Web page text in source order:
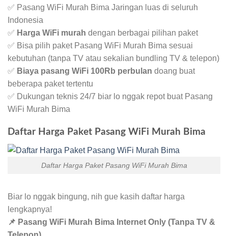
✅ Pasang WiFi Murah Bima Jaringan luas di seluruh
Indonesia
✅ Harga WiFi murah dengan berbagai pilihan paket
✅ Bisa pilih paket Pasang WiFi Murah Bima sesuai
kebutuhan (tanpa TV atau sekalian bundling TV & telepon)
✅ Biaya pasang WiFi 100Rb perbulan doang buat
beberapa paket tertentu
✅ Dukungan teknis 24/7 biar lo nggak repot buat Pasang
WiFi Murah Bima
Daftar Harga Paket Pasang WiFi Murah Bima
Daftar Harga Paket Pasang WiFi Murah Bima
Biar lo nggak bingung, nih gue kasih daftar harga
lengkapnya!
📌 Pasang WiFi Murah Bima Internet Only (Tanpa TV &